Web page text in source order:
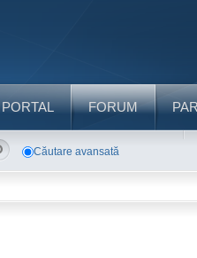
PORTAL FORUM
Căutare avansată